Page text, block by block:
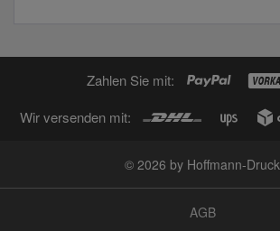
Zahlen Sie mit:
Wir versenden mit:
© 2026 by Hoffmann-Druck
AGB